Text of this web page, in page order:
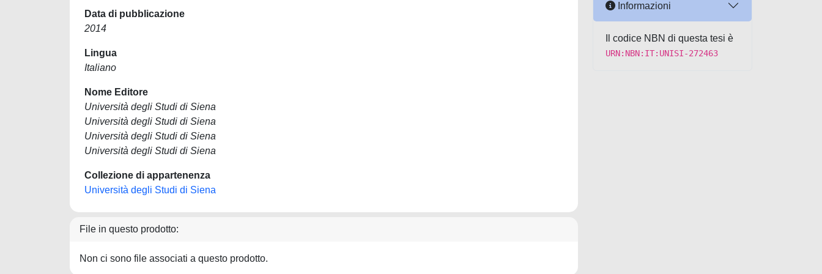
Data di pubblicazione
2014
Lingua
Italiano
Nome Editore
Università degli Studi di Siena
Università degli Studi di Siena
Università degli Studi di Siena
Università degli Studi di Siena
Collezione di appartenenza
Università degli Studi di Siena
File in questo prodotto:
Non ci sono file associati a questo prodotto.
Informazioni
Il codice NBN di questa tesi è
URN:NBN:IT:UNISI-272463